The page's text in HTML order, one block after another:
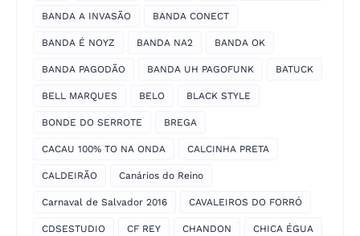
BANDA A INVASÃO BANDA CONECT
BANDA É NOYZ BANDA NA2 BANDA OK
BANDA PAGODÃO BANDA UH PAGOFUNK BATUCK
BELL MARQUES BELO BLACK STYLE
BONDE DO SERROTE BREGA
CACAU 100% TO NA ONDA CALCINHA PRETA
CALDEIRÃO Canários do Reino
Carnaval de Salvador 2016 CAVALEIROS DO FORRÓ
CDSESTUDIO CF REY CHANDON CHICA ÉGUA